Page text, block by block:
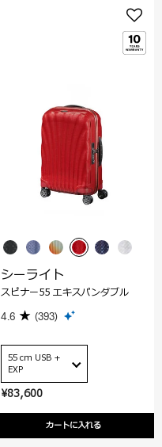
¥83,600
カートに入れる
シーライト
スピナー55 エキスパンダブル
4.6 (393)
55 cm USB +
EXP